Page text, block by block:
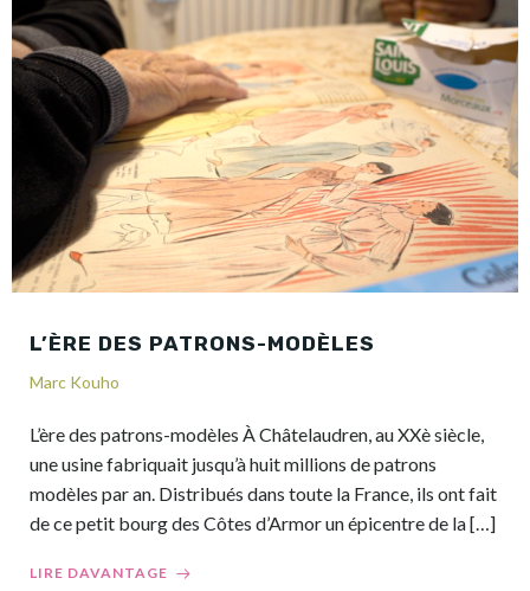
L’ÈRE DES PATRONS-MODÈLES
Marc Kouho
L’ère des patrons-modèles À Châtelaudren, au XXè siècle,
une usine fabriquait jusqu’à huit millions de patrons
modèles par an. Distribués dans toute la France, ils ont fait
de ce petit bourg des Côtes d’Armor un épicentre de la […]
LIRE DAVANTAGE